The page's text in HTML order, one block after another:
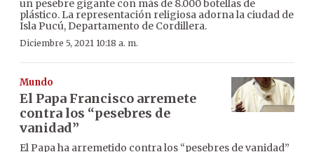
un pesebre gigante con más de 8.000 botellas de
plástico. La representación religiosa adorna la ciudad de
Isla Pucú, Departamento de Cordillera.
Diciembre 5, 2021 10:18 a. m.
Mundo
El Papa Francisco arremete
contra los “pesebres de
vanidad”
El Papa ha arremetido contra los “pesebres de vanidad”